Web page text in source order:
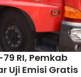
RI, Pemkab
Uji Emisi Gratis